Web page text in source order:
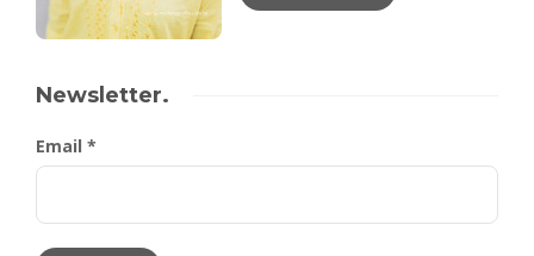
Newsletter.
Email *